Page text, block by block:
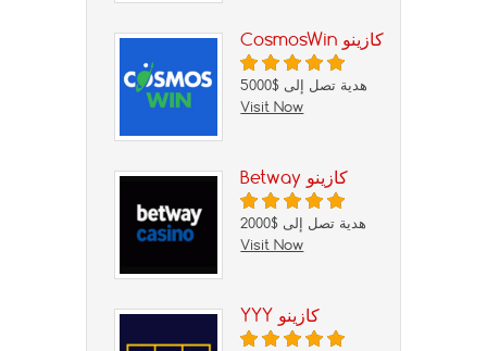
CosmosWin كازينو
هدية تصل إلى $5000
Visit Now
Betway كازينو
هدية تصل إلى $2000
Visit Now
YYY كازينو